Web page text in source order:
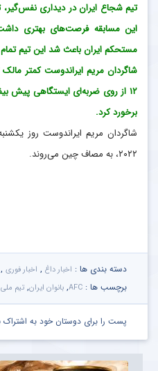
تیم شجاع ایران در دیداری
این مسابقه فرصت‌های بهتری
مستحکم ایران باعث شد این تیم
شاگردان مریم ایراندوست کمتر
۱۲ از روی ضربه‌ای ایستگاهی پیش
برخورد کرد.
شاگردان مریم ایراندوست روز
۲۰۲۲، به مصاف چین می‌روند.
دسته بندی ها : اخبار داغ , اخبار فوری ,
برچسب ها : AFC
, بانوان ایران, تیم
پست را برای دوستان خود به اشتراک